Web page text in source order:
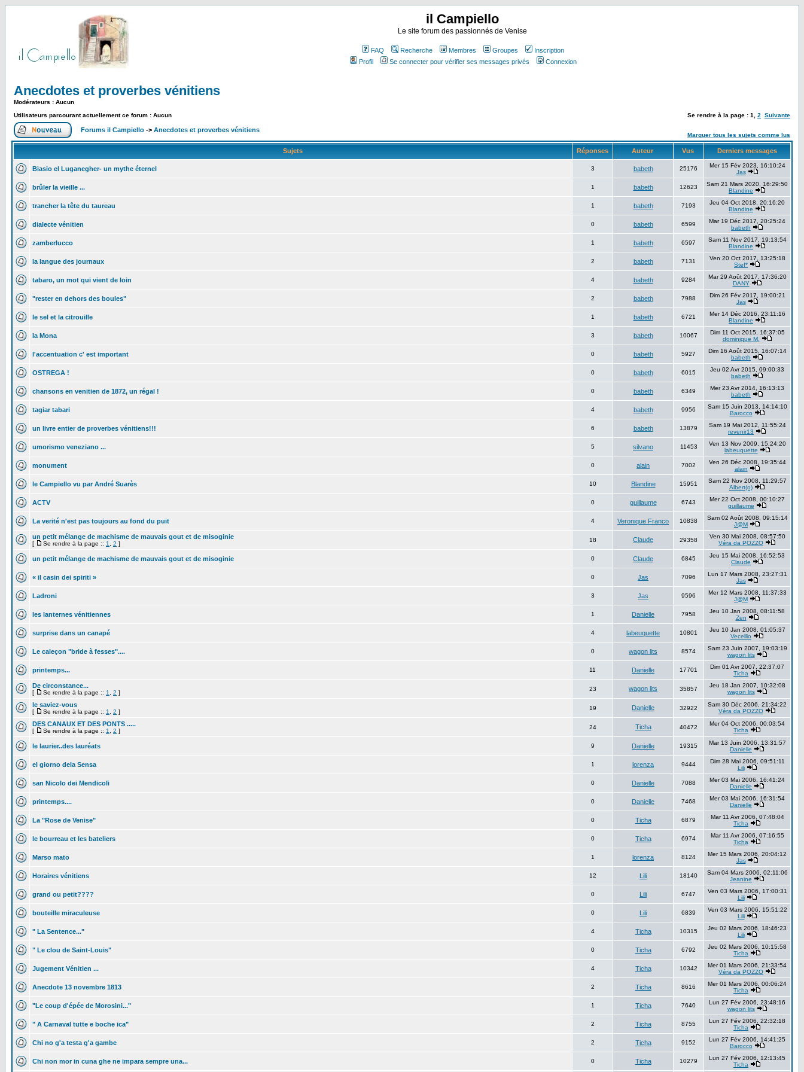
il Campiello
Le site forum des passionnés de Venise
FAQ Recherche Membres Groupes
Inscription
Profil
Se connecter pour vérifier ses messages privés Connexion
Anecdotes et proverbes vénitiens
Modérateurs : Aucun
Utilisateurs parcourant actuellement ce forum : Aucun
Se rendre à la page : 1 2 Suivante
Forums il Campiello -> Anecdotes et proverbes vénitiens
Marquer tous les sujets comme lus
Sujets Réponses Auteur Vus Derniers messages
Biasio el Luganegher- un mythe éternel 3 babeth 25176
Mer 15 Fév 2023, 16:10:24
Jas
brûler la vieille ... 1 babeth 12623
Sam 21 Mars 2020, 16:29:50
Blandine
trancher la tête du taureau 1 babeth 7193
Jeu 04 Oct 2018, 20:16:20
Blandine
dialecte vénitien 0 babeth 6599
Mar 19 Déc 2017, 20:25:24
babeth
zamberlucco 1 babeth 6597
Sam 11 Nov 2017, 19:13:54
Blandine
la langue des journaux 2 babeth 7131
Ven 20 Oct 2017, 13:25:18
Stef*
tabaro, un mot qui vient de loin 4 babeth 9284
Mar 29 Août 2017, 17:36:20
DANY
"rester en dehors des boules" 2 babeth 7988
Dim 26 Fév 2017, 19:00:21
Jas
le sel et la citrouille 1 babeth 6721
Mer 14 Déc 2016, 23:11:16
Blandine
la Mona 3 babeth 10067
Dim 11 Oct 2015, 16:37:05
dominique M.
l'accentuation c' est important 0 babeth 5927
Dim 16 Août 2015, 16:07:14
babeth
OSTREGA ! 0 babeth 6015
Jeu 02 Avr 2015, 09:00:33
babeth
chansons en venitien de 1872, un régal ! 0 babeth 6349
Mer 23 Avr 2014, 16:13:13
babeth
tagiar tabari 4 babeth 9956
Sam 15 Juin 2013, 14:14:10
Barocco
un livre entier de proverbes vénitiens!!! 6 babeth 13879
Sam 19 Mai 2012, 11:55:24
revenir13
umorismo veneziano ... 5 silvano 11453
Ven 13 Nov 2009, 15:24:20
labeuquette
monument 0 alain 7002
Ven 26 Déc 2008, 19:35:44
alain
le Campiello vu par André Suarès 10 Blandine 15951
Sam 22 Nov 2008, 11:29:57
Albert(o)
ACTV 0 guillaume 6743
Mer 22 Oct 2008, 00:10:27
guillaume
La verité n'est pas toujours au fond du puit 4 Veronique Franco 10838
Sam 02 Août 2008, 09:15:14
J@M
un petit mélange de machisme de mauvais gout et de misoginie
[ Se rendre à la page :: 1 2 ]
18 Claude 29358
Ven 30 Mai 2008, 08:57:50
Véra da POZZO
un petit mélange de machisme de mauvais gout et de misoginie 0 Claude 6845
Jeu 15 Mai 2008, 16:52:53
Claude
« il casin dei spiriti » 0 Jas 7096
Lun 17 Mars 2008, 23:27:31
Jas
Ladroni 3 Jas 9596
Mer 12 Mars 2008, 11:37:33
J@M
les lanternes vénitiennes 1 Danielle 7958
Jeu 10 Jan 2008, 08:11:58
Zen
surprise dans un canapé 4 labeuquette 10801
Jeu 10 Jan 2008, 01:05:37
Vecellio
Le caleçon "bride à fesses".... 0 wagon lits 8574
Sam 23 Juin 2007, 19:03:19
wagon lits
printemps... 11 Danielle 17701
Dim 01 Avr 2007, 22:37:07
Ticha
De circonstance...
[ Se rendre à la page :: 1 2 ]
23 wagon lits 35857
Jeu 18 Jan 2007, 10:32:08
wagon lits
le saviez-vous
[ Se rendre à la page :: 1 2 ]
19 Danielle 32922
Sam 30 Déc 2006, 21:34:22
Véra da POZZO
DES CANAUX ET DES PONTS .....
[ Se rendre à la page :: 1 2 ]
24 Ticha 40472
Mer 04 Oct 2006, 00:03:54
Ticha
le laurier..des lauréats 9 Danielle 19315
Mar 13 Juin 2006, 13:31:57
Danielle
el giorno dela Sensa 1 lorenza 9444
Dim 28 Mai 2006, 09:51:11
Lili
san Nicolo dei Mendicoli 0 Danielle 7088
Mer 03 Mai 2006, 16:41:24
Danielle
printemps.... 0 Danielle 7468
Mer 03 Mai 2006, 16:31:54
Danielle
La "Rose de Venise" 0 Ticha 6879
Mar 11 Avr 2006, 07:48:04
Ticha
le bourreau et les bateliers 0 Ticha 6974
Mar 11 Avr 2006, 07:16:55
Ticha
Marso mato 1 lorenza 8124
Mer 15 Mars 2006, 20:04:12
Jas
Horaires vénitiens 12 Lili 18140
Sam 04 Mars 2006, 02:11:06
Jeanine
grand ou petit???? 0 Lili 6747
Ven 03 Mars 2006, 17:00:31
Lili
bouteille miraculeuse 0 Lili 6839
Ven 03 Mars 2006, 15:51:22
Lili
" La Sentence..." 4 Ticha 10315
Jeu 02 Mars 2006, 18:46:23
Lili
" Le clou de Saint-Louis" 0 Ticha 6792
Jeu 02 Mars 2006, 10:15:58
Ticha
Jugement Vénitien ... 4 Ticha 10342
Mer 01 Mars 2006, 21:33:54
Véra da POZZO
Anecdote 13 novembre 1813 2 Ticha 8616
Mer 01 Mars 2006, 00:06:24
Ticha
"Le coup d'épée de Morosini..." 1 Ticha 7640
Lun 27 Fév 2006, 23:48:16
wagon lits
" A Carnaval tutte e boche ica" 2 Ticha 8755
Lun 27 Fév 2006, 22:32:18
Ticha
Chi no g'a testa g'a gambe 2 Ticha 9152
Lun 27 Fév 2006, 14:41:25
Barocco
Chi non mor in cuna ghe ne impara sempre una... 0 Ticha 10279
Lun 27 Fév 2006, 12:13:45
Ticha